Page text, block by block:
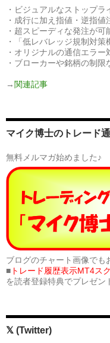
・ビジュアルなストップラ
・成行に加え指値・逆指値
・超スピーディな発注が可
・「低レバレッジ規制対策
・オリジナルの通信エラー
・ブローカーや銘柄の制限
→ 関連記事
マイク博士のトレード
無料メルマガ始めました♪
ブログのチャート画像でも
■ トレード履歴表示MT4ス
を読者登録特典でプレゼン
𝕏 (Twitter)